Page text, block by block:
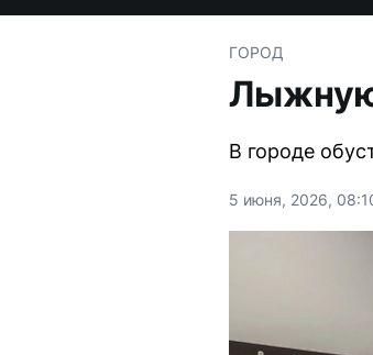
ГОРОД
Лыжную
В городе
5 июня, 2026,